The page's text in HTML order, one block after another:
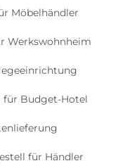
Möbelhändler
Werkswohnheim
für Budget-Hotel
für Händler